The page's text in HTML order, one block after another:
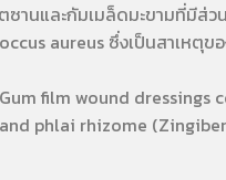
านและกัมเมล็ดมะขามที่มีส่ว
aureus ซึ่งเป็นสาเหตุข
film wound dressings
phlai rhizome